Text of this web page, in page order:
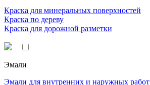
Краска для минеральных поверхностей
Краска по дереву
Краска для дорожной разметки
Эмали
Эмали для внутренних и наружных работ